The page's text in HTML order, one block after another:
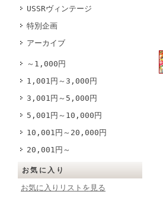
USSRヴィンテージ
特別企画
アーカイブ
～1,000円
1,001円～3,000円
3,001円～5,000円
5,001円～10,000円
10,001円～20,000円
20,001円～
お気に入り
お気に入りリストを見る